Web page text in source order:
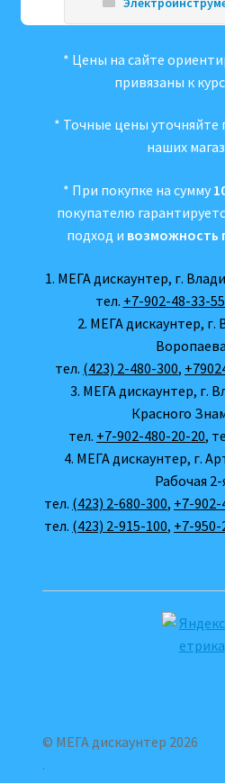
* Цены на сайте
привязаны к
* Точные цены уточняйте
наших
* При покупке на сумму
покупателю
подход и возможность
1. МЕГА дискаунтер, г.
тел. +7-902-48-33-
2. МЕГА дискаунтер, г.
тел. (423) 2-480-300,
3. МЕГА дискаунтер, г.
Красного
тел. +7-902-480-20-20,
4. МЕГА дискаунтер, г.
Рабочая 2-
тел. (423) 2-680-300, +7-902-
тел. (423) 2-915-100, +7-950-
© МЕГА дискаунтер 2026
.